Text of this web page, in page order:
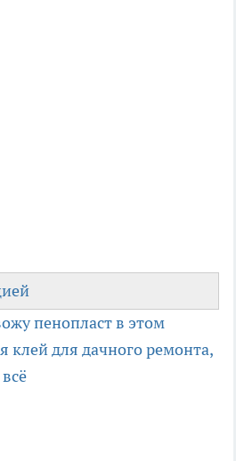
пенопласт в этом
клей для дачного ремонта,